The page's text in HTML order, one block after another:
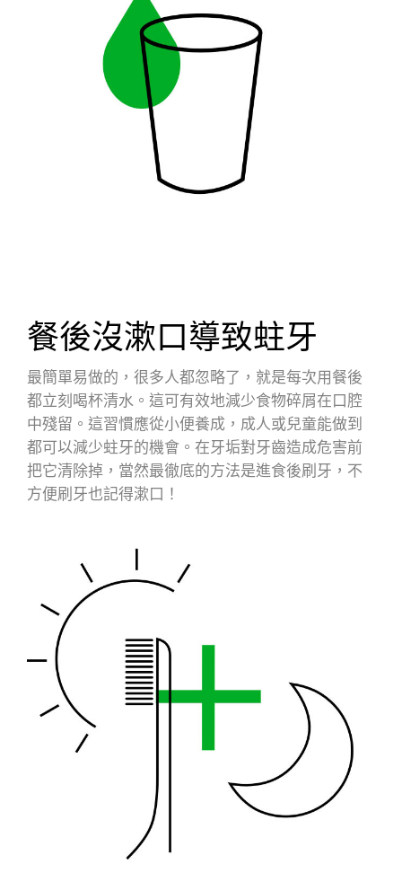
餐後沒漱口導致蛀牙
最簡單易做的，很多人都忽略了，就是每次用餐後
都立刻喝杯清水。這可有效地減少食物碎屑在口腔
中殘留。這習慣應從小便養成，成人或兒童能做到
都可以減少蛀牙的機會。在牙垢對牙齒造成危害前
把它清除掉，當然最徹底的方法是進食後刷牙，不
方便刷牙也記得漱口！